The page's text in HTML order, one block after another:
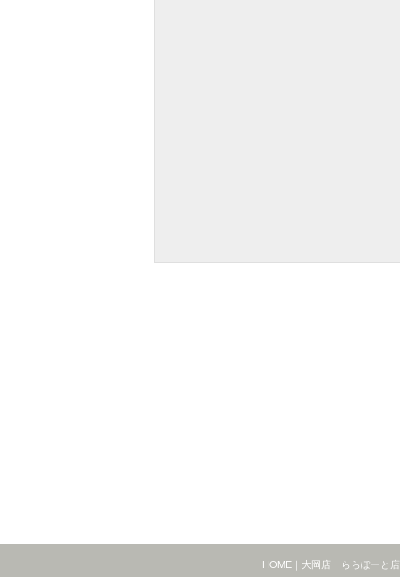
HOME｜ 大岡店 ｜ ららぽーと店